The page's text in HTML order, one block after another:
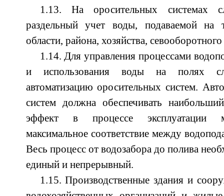
1.13. На оросительных системах
раздельный учет воды, подаваемой на
области, района, хозяйства, севооборотного
1.14. Для управления процессами
и использования воды на полях
автоматизацию оросительных систем.
систем должна обеспечивать
эффект в процессе эксплуатации
максимальное соответствие между
Весь процесс от водозабора до полива
единый и непрерывный.
1.15. Производственные здания и